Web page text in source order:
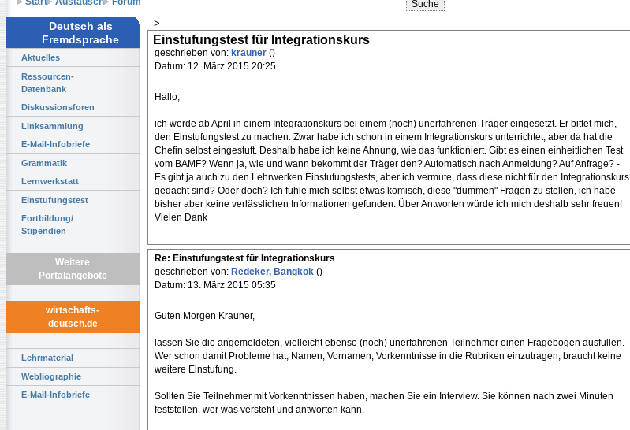
Deutsch als
Fremdsprache
Aktuelles
Ressourcen-
Datenbank
Diskussionsforen
Linksammlung
E-Mail-Infobriefe
Grammatik
Lernwerkstatt
Einstufungstest
Fortbildung/
Stipendien
Weitere
Portalangebote
wirtschafts-
deutsch.de
Lehrmaterial
Webliographie
E-Mail-Infobriefe
-->
Einstufungstest für Integrationskurs
geschrieben von: krauner ()
Datum: 12. März 2015 20:25
Hallo,
ich werde ab April in einem Integrationskurs bei einem (noch) unerfahrenen Träger eingesetzt. Er bittet mich,
den Einstufungstest zu machen. Zwar habe ich schon in einem Integrationskurs unterrichtet, aber da hat die
Chefin selbst eingestuft. Deshalb habe ich keine Ahnung, wie das funktioniert. Gibt es einen einheitlichen Test
vom BAMF? Wenn ja, wie und wann bekommt der Träger den? Automatisch nach Anmeldung? Auf Anfrage? -
Es gibt ja auch zu den Lehrwerken Einstufungstests, aber ich vermute, dass diese nicht für den Integrationskurs
gedacht sind? Oder doch? Ich fühle mich selbst etwas komisch, diese "dummen" Fragen zu stellen, ich habe
bisher aber keine verlässlichen Informationen gefunden. Über Antworten würde ich mich deshalb sehr freuen!
Vielen Dank
Re: Einstufungstest für Integrationskurs
geschrieben von: Redeker, Bangkok ()
Datum: 13. März 2015 05:35
Guten Morgen Krauner,
lassen Sie die angemeldeten, vielleicht ebenso (noch) unerfahrenen Teilnehmer einen Fragebogen ausfüllen.
Wer schon damit Probleme hat, Namen, Vornamen, Vorkenntnisse in die Rubriken einzutragen, braucht keine
weitere Einstufung.
Sollten Sie Teilnehmer mit Vorkenntnissen haben, machen Sie ein Interview. Sie können nach zwei Minuten
feststellen, wer was versteht und antworten kann.